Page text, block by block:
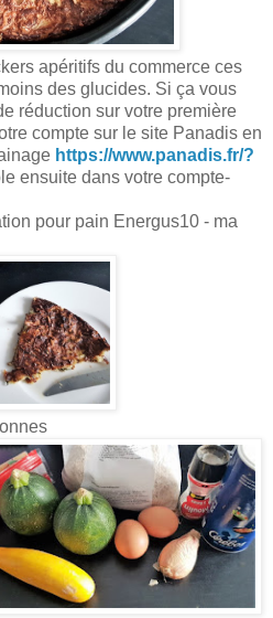
apéritifs du commerce ces
des glucides. Si ça vous
réduction sur votre première
compte sur le site Panadis en
https://www.panadis.fr/?
ensuite dans votre compte-
pour pain Energus10 - ma